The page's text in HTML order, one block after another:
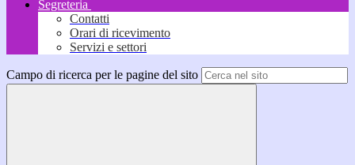
Segreteria
Contatti
Orari di ricevimento
Servizi e settori
Campo di ricerca per le pagine del sito